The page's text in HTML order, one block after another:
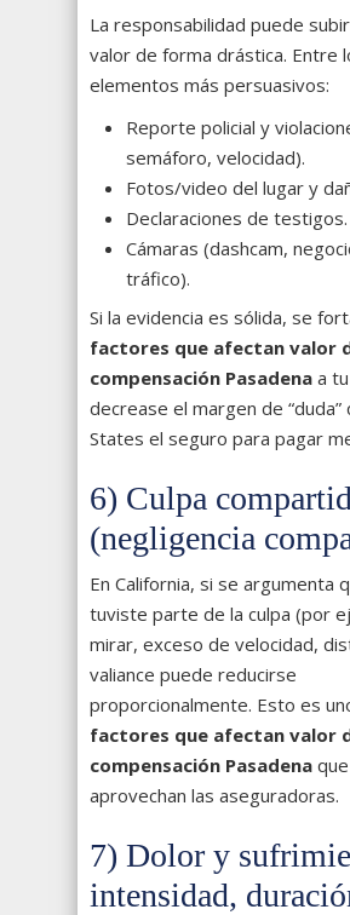
La responsabilidad puede
valor de forma drástica. Entre
elementos más persuasivos:
Reporte policial y
semáforo, velocidad).
Fotos/video del lugar y
Declaraciones de testigos.
Cámaras (dashcam,
tráfico).
Si la evidencia es sólida, se
factores que afectan valor
compensación Pasadena a
decrease el margen de “duda”
States el seguro para pagar
6) Culpa
(negligencia
En California, si se argumenta
tuviste parte de la culpa (por
mirar, exceso de velocidad,
valiance puede reducirse
proporcionalmente. Esto es
factores que afectan valor
compensación Pasadena
aprovechan las aseguradoras.
7) Dolor y
intensidad,